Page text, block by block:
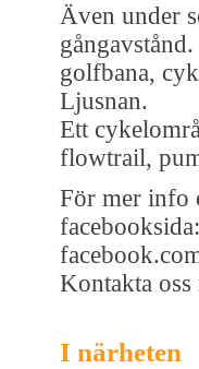
Även under
golfbana,
Ljusnan.
Ett
flowtrail,
För mer info
facebooksida:
Kontakta
I närheten